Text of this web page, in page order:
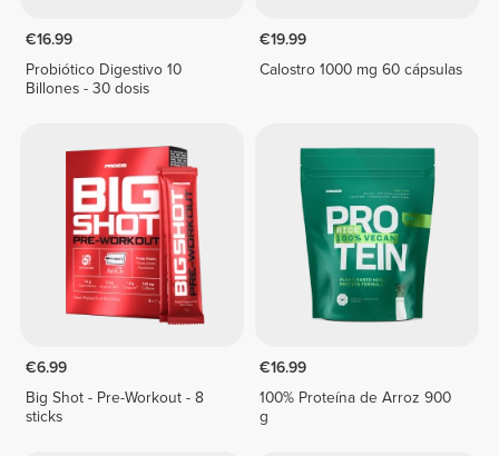
€16.99
Probiótico Digestivo 10
Billones - 30 dosis
€19.99
Calostro 1000 mg 60 cápsulas
€6.99
Big Shot - Pre-Workout - 8
sticks
€16.99
100% Proteína de Arroz 900
g